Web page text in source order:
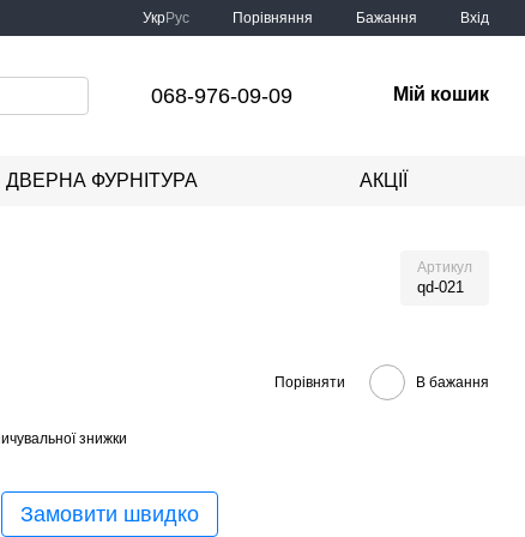
УкрРус Порівняння Бажання Вхід
068-976-09-09 Мій кошик
ДВЕРНА ФУРНІТУРА АКЦІЇ
Артикул
qd-021
Порівняти В бажання
знижки
Замовити швидко